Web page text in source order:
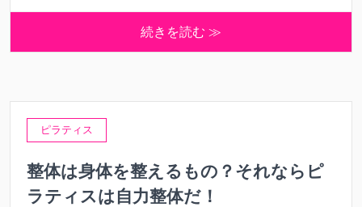
続きを読む ≫
ピラティス
整体は身体を整えるもの？それならピ
ラティスは自力整体だ！